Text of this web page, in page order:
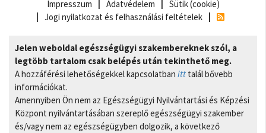
Impresszum
Adatvédelem
Sütik (cookie)
Jogi nyilatkozat és felhasználási feltételek
Jelen weboldal egészségügyi szakembereknek szól, a
legtöbb tartalom csak belépés után tekinthető meg.
A hozzáférési lehetőségekkel kapcsolatban itt talál bővebb
információkat.
Amennyiben Ön nem az Egészségügyi Nyilvántartási és Képzési
Központ nyilvántartásában szereplő egészségügyi szakember
és/vagy nem az egészségügyben dolgozik, a következő